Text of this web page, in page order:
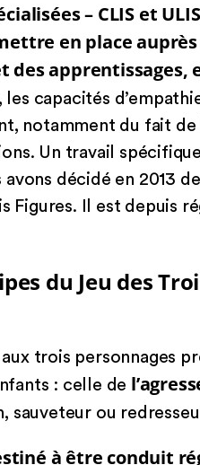
– CLIS et
en place
apprentissages,
les capacités
notamment du fait
Un travail
décidé en 2013
Figures. Il est depuis
du Jeu des
trois personnages
: celle de
sauveteur ou
à être conduit